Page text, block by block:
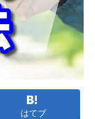
はてブ